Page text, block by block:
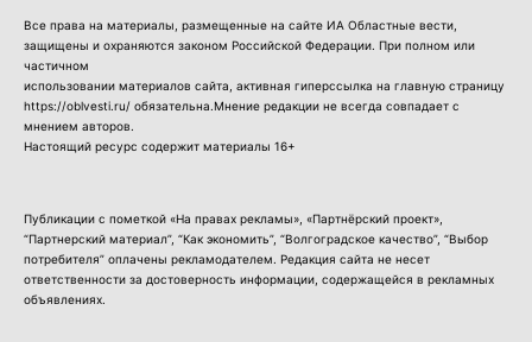
Все права на материалы, размещенные на сайте ИА Областные вести,
защищены и охраняются законом Российской Федерации. При полном или
частичном
использовании материалов сайта, активная гиперссылка на главную страницу
https://oblvesti.ru/ обязательна.Мнение редакции не всегда совпадает с
мнением авторов.
Настоящий ресурс содержит материалы 16+
Публикации с пометкой «На правах рекламы», «Партнёрский проект»,
“Партнерский материал”, “Как экономить”, “Волгоградское качество”, “Выбор
потребителя” оплачены рекламодателем. Редакция сайта не несет
ответственности за достоверность информации, содержащейся в рекламных
объявлениях.